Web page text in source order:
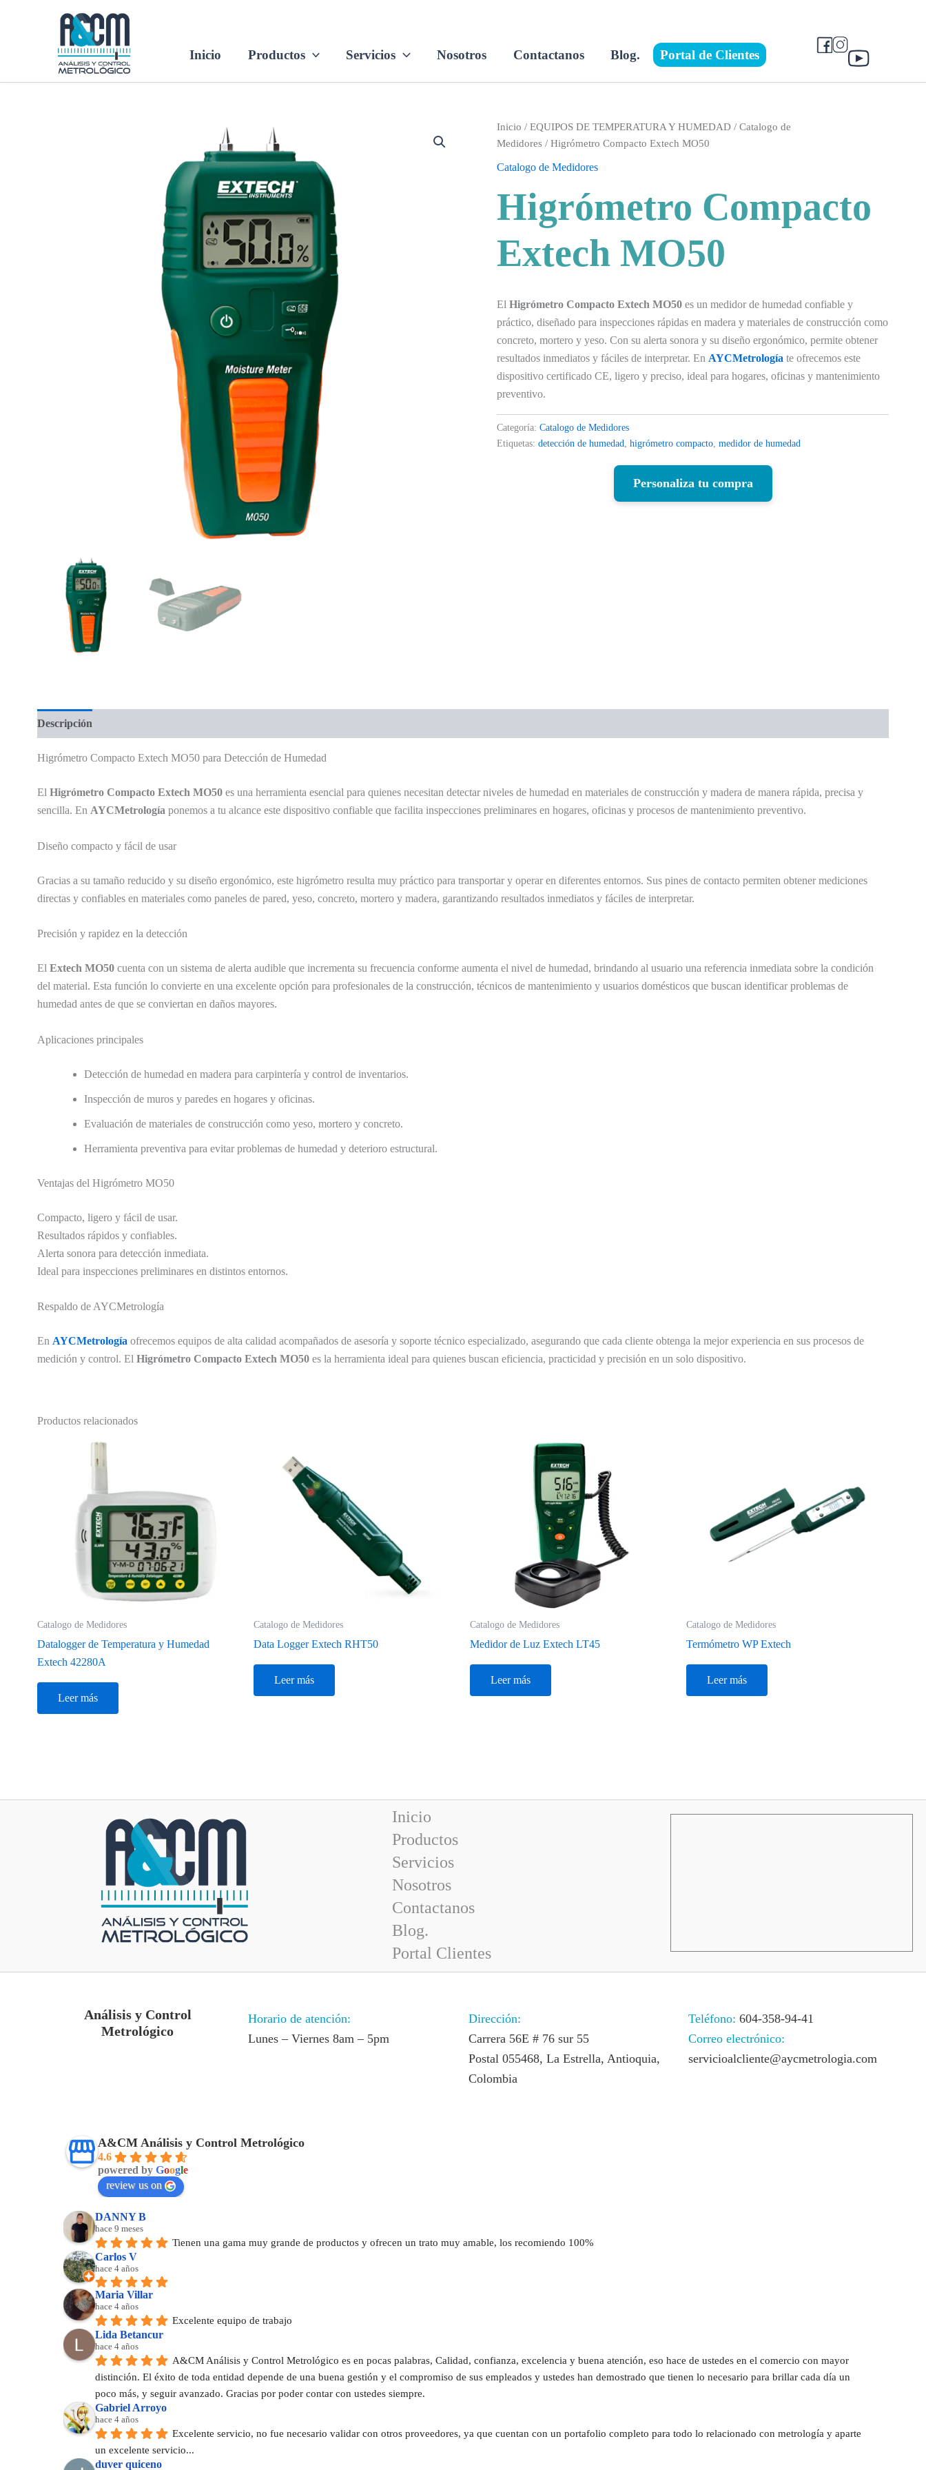
Inicio Productos Servicios Nosotros Contactanos Blog. Portal de Clientes
Inicio /EQUIPOS DE TEMPERATURA Y HUMEDAD /Catalogo de
Medidores / Higrómetro Compacto Extech MO50
Catalogo de Medidores
Higrómetro Compacto
Extech MO50
ElHigrómetro Compacto Extech MO50 es un medidor de humedad confiable y
práctico, diseñado para inspecciones rápidas en madera y materiales de construcción como
concreto, mortero y yeso. Con su alerta sonora y su diseño ergonómico, permite obtener
resultados inmediatos y fáciles de interpretar. En AYCMetrología te ofrecemos este
dispositivo certificado CE, ligero y preciso, ideal para hogares, oficinas y mantenimiento
preventivo.
Categoría:Catalogo de Medidores
Etiquetas:detección de humedad ,higrómetro compacto ,medidor de humedad
Personaliza tu compra
Descripción
Higrómetro Compacto Extech MO50 para Detección de Humedad
El Higrómetro Compacto Extech MO50es una herramienta esencial para quienes necesitan detectar niveles de humedad en materiales de construcción y madera de manera rápida, precisa y
sencilla. En AYCMetrología ponemos a tu alcance este dispositivo confiable que facilita inspecciones preliminares en hogares, oficinas y procesos de mantenimiento preventivo.
Diseño compacto y fácil de usar
Gracias a su tamaño reducido y su diseño ergonómico, este higrómetro resulta muy práctico para transportar y operar en diferentes entornos. Sus pines de contacto permiten obtener mediciones
directas y confiables en materiales como paneles de pared, yeso, concreto, mortero y madera, garantizando resultados inmediatos y fáciles de interpretar.
Precisión y rapidez en la detección
El Extech MO50cuenta con un sistema de alerta audible que incrementa su frecuencia conforme aumenta el nivel de humedad, brindando al usuario una referencia inmediata sobre la condición
del material. Esta función lo convierte en una excelente opción para profesionales de la construcción, técnicos de mantenimiento y usuarios domésticos que buscan identificar problemas de
humedad antes de que se conviertan en daños mayores.
Aplicaciones principales
Detección de humedad en madera para carpintería y control de inventarios.
Inspección de muros y paredes en hogares y oficinas.
Evaluación de materiales de construcción como yeso, mortero y concreto.
Herramienta preventiva para evitar problemas de humedad y deterioro estructural.
Ventajas del Higrómetro MO50
Compacto, ligero y fácil de usar.
Resultados rápidos y confiables.
Alerta sonora para detección inmediata.
Ideal para inspecciones preliminares en distintos entornos.
Respaldo de AYCMetrología
En AYCMetrología ofrecemos equipos de alta calidad acompañados de asesoría y soporte técnico especializado, asegurando que cada cliente obtenga la mejor experiencia en sus procesos de
medición y control. El Higrómetro Compacto Extech MO50es la herramienta ideal para quienes buscan eficiencia, practicidad y precisión en un solo dispositivo.
Productos relacionados
Catalogo de Medidores
Datalogger de Temperatura y Humedad
Extech 42280A
Leer más
Catalogo de Medidores
Data Logger Extech RHT50
Leer más
Catalogo de Medidores
Medidor de Luz Extech LT45
Leer más
Catalogo de Medidores
Termómetro WP Extech
Leer más
Inicio
Productos
Servicios
Nosotros
Contactanos
Blog.
Portal Clientes
Análisis y Control
Metrológico
Horario de atención:
Lunes – Viernes 8am – 5pm
Dirección:
Carrera 56E # 76 sur 55
Postal 055468, La Estrella, Antioquia,
Colombia
Teléfono: 604-358-94-41
Correo electrónico:
servicioalcliente@aycmetrologia.com
A&CM Análisis y Control Metrológico
4.6
powered by Google
review us on
DANNY B
hace 9 meses
Tienen una gama muy grande de productos y ofrecen un trato muy amable, los recomiendo 100%
Carlos V
hace 4 años
Maria Villar
hace 4 años
Excelente equipo de trabajo
Lida Betancur
hace 4 años
A&CM Análisis y Control Metrológico es en pocas palabras, Calidad, confianza, excelencia y buena atención, eso hace de ustedes en el comercio con mayor
distinción. El éxito de toda entidad depende de una buena gestión y el compromiso de sus empleados y ustedes han demostrado que tienen lo necesario para brillar cada día un
poco más, y seguir avanzado. Gracias por poder contar con ustedes siempre.
Gabriel Arroyo
hace 4 años
Excelente servicio, no fue necesario validar con otros proveedores, ya que cuentan con un portafolio completo para todo lo relacionado con metrología y aparte
un excelente servicio...
duver quiceno